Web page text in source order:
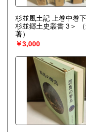
杉並風土記 上巻中巻
杉並郷土史叢書 3＞
著）
￥3,000